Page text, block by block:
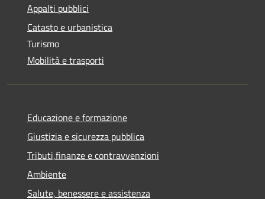
Appalti pubblici
Catasto e urbanistica
Turismo
Mobilità e trasporti
Educazione e formazione
Giustizia e sicurezza pubblica
Tributi,finanze e contravvenzioni
Ambiente
Salute, benessere e assistenza